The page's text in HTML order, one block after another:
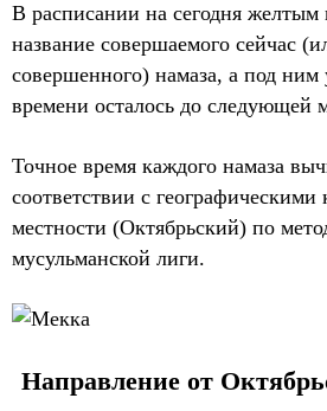
В расписании на сегодня желтым
название совершаемого сейчас
совершенного) намаза, а под ним
времени осталось до следующей
Точное время каждого намаза
соответствии с географическими
местности (Октябрьский) по
мусульманской лиги.
Направление от